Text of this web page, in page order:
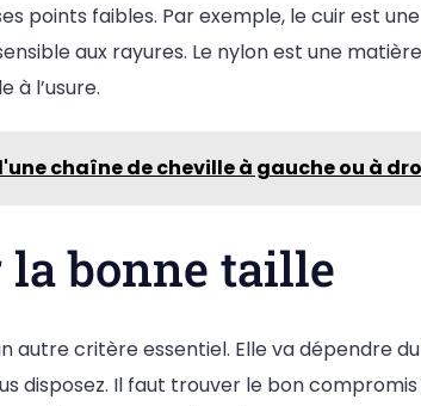
points faibles. Par exemple, le cuir est
aux rayures. Le nylon est une
à l’usure.
chaîne de cheville à gauche ou à
la bonne taille
autre critère essentiel. Elle va dépendre
disposez. Il faut trouver le bon